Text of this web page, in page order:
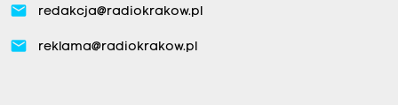
email redakcja@radiokrakow.pl
email reklama@radiokrakow.pl